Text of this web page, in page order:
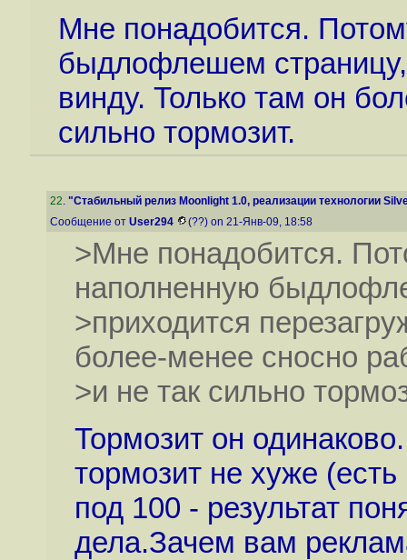
Мне понадобится.
быдлофлешем страницу,
винду. Только там он
сильно тормозит.
22. "Стабильный релиз Moonlight 1.0, реализации технологии
Сообщение от User294 (??) on 21-Янв-09, 18:58
>Мне понадобится.
наполненную
>приходится
более-менее сносно
>и не так сильно
Тормозит он
тормозит не хуже
под 100 - результат
дела.Зачем вам